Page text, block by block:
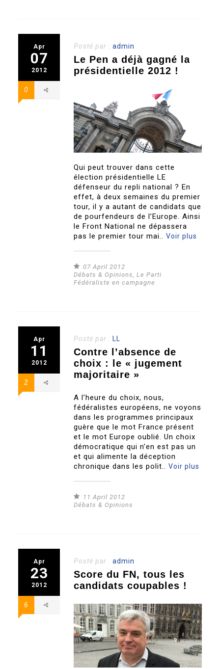
Apr
07
2012
0
Posté par :admin
Le Pen a déjà gagné la
présidentielle 2012 !
Qui peut trouver dans cette
élection présidentielle LE
défenseur du repli national ? En
effet, à deux semaines du premier
tour, il y a autant de candidats que
de pourfendeurs de l’Europe. Ainsi
le Front National ne dépassera
pas le premier tour mai..Voir plus
07 April 2012
Débats & Opinions ,Le Parti
Fédéraliste en campagne
Apr
11
2012
2
Posté par : LL
Contre l’absence de
choix : le « jugement
majoritaire »
A l’heure du choix, nous,
fédéralistes européens, ne voyons
dans les programmes principaux
guère que le mot France présent
et le mot Europe oublié. Un choix
démocratique qui n’en est pas un
et qui alimente la déception
chronique dans les polit..Voir plus
11 April 2012
Débats & Opinions
Apr
23
2012
6
Posté par :admin
Score du FN, tous les
candidats coupables !